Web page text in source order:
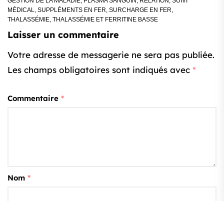
MÉDICAL
SUPPLÉMENTS EN FER SURCHARGE EN FER
THALASSÉMIE THALASSÉMIE ET FERRITINE BASSE
Laisser un commentaire
Votre adresse de messagerie ne sera pas publiée.
Les champs obligatoires sont indiqués avec *
Commentaire *
Nom *